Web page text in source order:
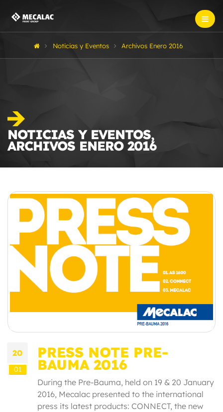
Noticias y Eventos Archivos Enero 2016
NOTICIAS Y EVENTOS,
ARCHIVOS ENERO 2016
20
01
PRESS NOTE PRE-
BAUMA 2016
During the Pre-Bauma, held on 19 & 20 January
2016, Mecalac presented to the international
press its latest products: CONNECT, the new